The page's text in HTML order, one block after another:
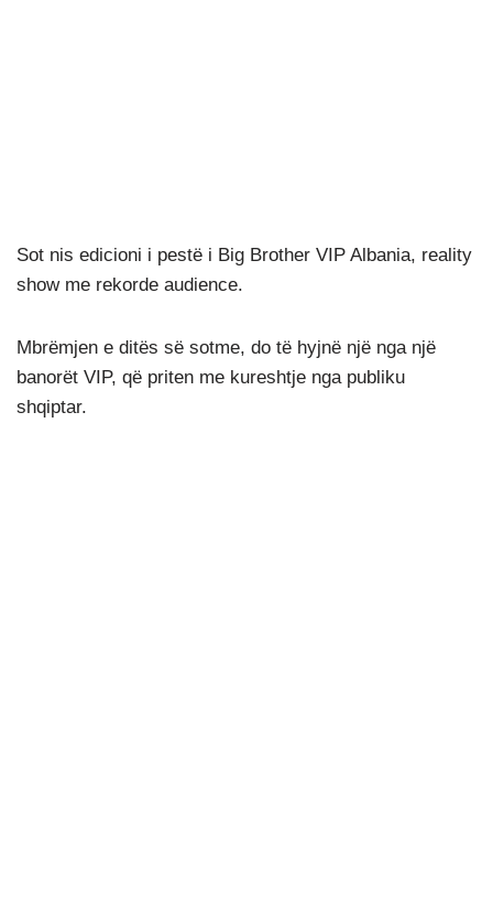
Sot nis edicioni i pestë i Big Brother VIP Albania, reality
show me rekorde audience.
Mbrëmjen e ditës së sotme, do të hyjnë një nga një
banorët VIP, që priten me kureshtje nga publiku
shqiptar.